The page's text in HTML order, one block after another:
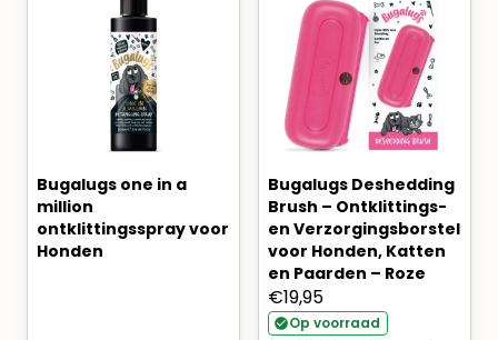
Bugalugs one in a
million
ontklittingsspray voor
Honden
Bugalugs Deshedding
Brush – Ontklittings-
en Verzorgingsborstel
voor Honden, Katten
en Paarden – Roze
€19,95
Op voorraad